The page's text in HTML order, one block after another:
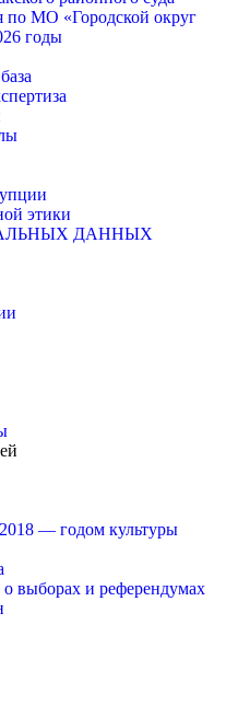
по МО «Городской округ
годы
этики
ДАННЫХ
— годом культуры
о выборах и референдумах